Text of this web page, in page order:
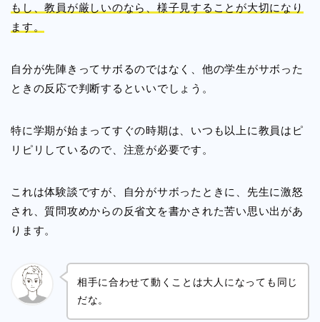
もし、教員が厳しいのなら、様子見することが大切になり
ます。
自分が先陣きってサボるのではなく、他の学生がサボった
ときの反応で判断するといいでしょう。
特に学期が始まってすぐの時期は、いつも以上に教員はピ
リピリしているので、注意が必要です。
これは体験談ですが、自分がサボったときに、先生に激怒
され、質問攻めからの反省文を書かされた苦い思い出があ
ります。
相手に合わせて動くことは大人になっても同じ
だな。